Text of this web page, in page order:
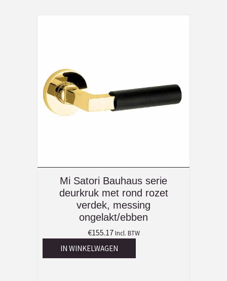
Mi Satori Bauhaus serie
deurkruk met rond rozet
verdek, messing
ongelakt/ebben
€155.17 Incl. BTW
IN WINKELWAGEN